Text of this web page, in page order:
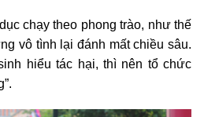
chạy theo phong trào, như thế
vô tình lại đánh mất chiều sâu.
hiểu tác hại, thì nên tổ chức